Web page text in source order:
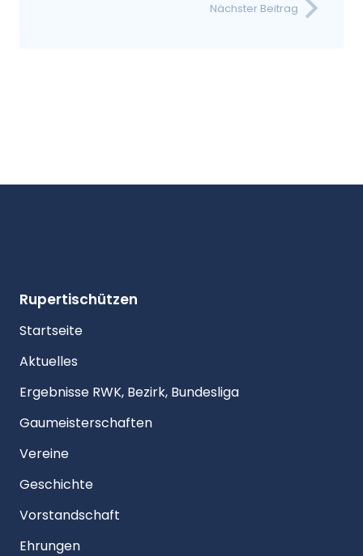
Nächster Beitrag
Rupertischützen
Startseite
Aktuelles
Ergebnisse RWK, Bezirk, Bundesliga
Gaumeisterschaften
Vereine
Geschichte
Vorstandschaft
Ehrungen